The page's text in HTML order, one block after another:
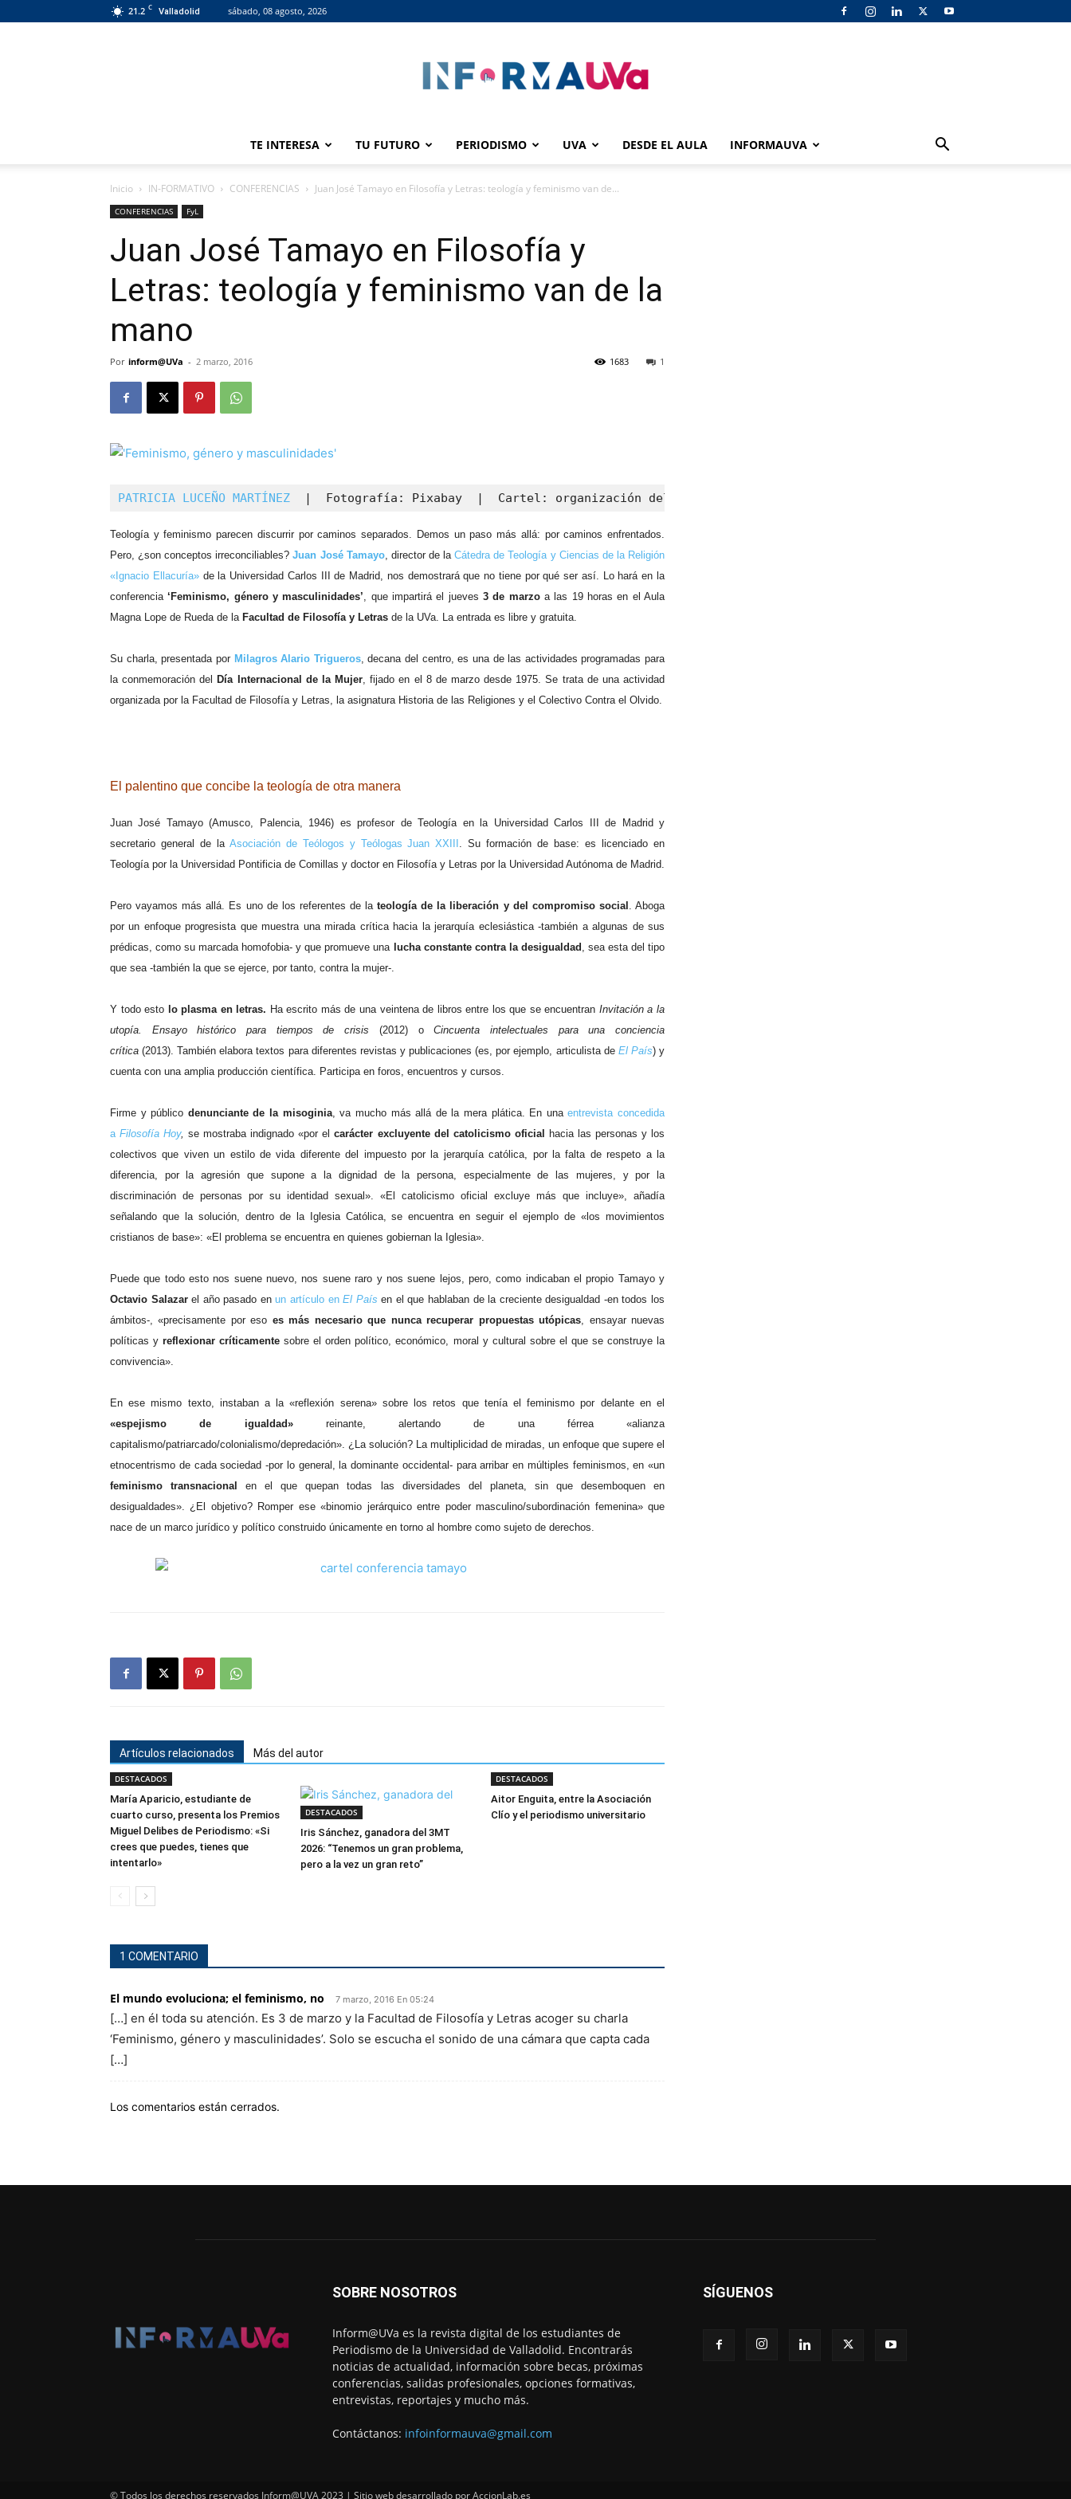
21.2 C Valladolid sábado, 08 agosto, 2026
informaUVA
TE INTERESA TU FUTURO PERIODISMO UVA DESDE EL AULA INFORMAUVA
Inicio IN-FORMATIVO CONFERENCIAS Juan José Tamayo en Filosofía y Letras: teología y feminismo van de...
CONFERENCIAS FyL
Juan José Tamayo en Filosofía y
Letras: teología y feminismo van de la
mano
Por inform@UVa - 2 marzo, 2016 1
1683
PATRICIA LUCEÑO MARTÍNEZ |  Fotografía: Pixabay  |  Cartel: organización del acto
Teología y feminismo parecen discurrir por caminos separados. Demos un paso más allá: por caminos enfrentados.
Pero, ¿son conceptos irreconciliables?Juan José Tamayo, director de laCátedra de Teología y Ciencias de la Religión
«Ignacio Ellacuría»de la Universidad Carlos III de Madrid, nos demostrará que no tiene por qué ser así. Lo hará en la
conferencia‘Feminismo, género y masculinidades’, que impartirá el jueves 3 de marzoa las 19 horas en el Aula
Magna Lope de Rueda de la Facultad de Filosofía y Letras de la UVa. La entrada es libre y gratuita.
Su charla, presentada porMilagros Alario Trigueros, decana del centro, es una de las actividades programadas para
la conmemoración del
Día Internacional de la Mujer, fijado en el 8 de marzo desde 1975. Se trata de una actividad
organizada por la Facultad de Filosofía y Letras, la asignatura Historia de las Religiones y el Colectivo Contra el Olvido.
El palentino que concibe la teología de otra manera
Juan José Tamayo (Amusco, Palencia, 1946) es profesor de Teología en la Universidad Carlos III de Madrid y
secretario general de la Asociación de Teólogos y Teólogas Juan XXIII . Su formación de base: es licenciado en
Teología por la Universidad Pontificia de Comillas y doctor en Filosofía y Letras por la Universidad Autónoma de Madrid.
Pero vayamos más allá. Es uno de los referentes de lateología de la liberación y del compromiso social . Aboga
por un enfoque progresista que muestra una mirada crítica hacia la jerarquía eclesiástica -también a algunas de sus
prédicas, como su marcada homofobia- y que promueve una lucha constante contra la desigualdad , sea esta del tipo
que sea -también la que se ejerce, por tanto, contra la mujer-.
Y todo esto lo plasma en letras. Ha escrito más de una veintena de libros entre los que se encuentran Invitación a la
utopía. Ensayo histórico para tiempos de crisis (2012) oCincuenta intelectuales para una conciencia
crítica(2013). También elabora textos para diferentes revistas y publicaciones (es, por ejemplo, articulista de El País) y
cuenta con una amplia producción científica. Participa en foros, encuentros y cursos.
Firme y público denunciante de la misoginia, va mucho más allá de la mera plática. En unaentrevista concedida
aFilosofía Hoy, se mostraba indignado «por el carácter excluyente del catolicismo oficial
hacia las personas y los
colectivos que viven un estilo de vida diferente del impuesto por la jerarquía católica, por la falta de respeto a la
diferencia, por la agresión que supone a la dignidad de la persona, especialmente de las mujeres, y por la
discriminación de personas por su identidad sexual». «El catolicismo oficial excluye más que incluye», añadía
señalando que la solución, dentro de la Iglesia Católica, se encuentra en seguir el ejemplo de «los movimientos
cristianos de base»: «El problema se encuentra en quienes gobiernan la Iglesia».
Puede que todo esto nos suene nuevo, nos suene raro y nos suene lejos, pero, como indicaban el propio Tamayo y
Octavio Salazarel año pasado enun artículo enEl País en el que hablaban de la creciente desigualdad -en todos los
ámbitos-, «precisamente por eso es más necesario que nunca recuperar propuestas utópicas, ensayar nuevas
políticas yreflexionar críticamente sobre el orden político, económico, moral y cultural sobre el que se construye la
convivencia».
En ese mismo texto, instaban a la «reflexión serena» sobre los retos que tenía el feminismo por delante en el
«espejismo de igualdad»reinante, alertando de una férrea «alianza
capitalismo/patriarcado/colonialismo/depredación». ¿La solución? La multiplicidad de miradas, un enfoque que supere el
etnocentrismo de cada sociedad -por lo general, la dominante occidental- para arribar en múltiples feminismos, en «un
feminismo transnacional
en el que quepan todas las diversidades del planeta, sin que desemboquen en
desigualdades». ¿El objetivo? Romper ese «binomio jerárquico entre poder masculino/subordinación femenina» que
nace de un marco jurídico y político construido únicamente en torno al hombre como sujeto de derechos.
Artículos relacionados Más del autor
DESTACADOS
María Aparicio, estudiante de
cuarto curso, presenta los Premios
Miguel Delibes de Periodismo: «Si
crees que puedes, tienes que
intentarlo»
DESTACADOS
Iris Sánchez, ganadora del 3MT
2026: “Tenemos un gran problema,
pero a la vez un gran reto”
DESTACADOS
Aitor Enguita, entre la Asociación
Clío y el periodismo universitario
1 COMENTARIO
El mundo evoluciona; el feminismo, no 7 marzo, 2016 En 05:24
[…] en él toda su atención. Es 3 de marzo y la Facultad de Filosofía y Letras acoger su charla
‘Feminismo, género y masculinidades’. Solo se escucha el sonido de una cámara que capta cada
[…]
Los comentarios están cerrados.
SOBRE NOSOTROS
Inform@UVa es la revista digital de los estudiantes de
Periodismo de la Universidad de Valladolid. Encontrarás
noticias de actualidad, información sobre becas, próximas
conferencias, salidas profesionales, opciones formativas,
entrevistas, reportajes y mucho más.
Contáctanos: infoinformauva@gmail.com
SÍGUENOS
© Todos los derechos reservados Inform@UVA 2023 | Sitio web desarrollado por AccionLab.es